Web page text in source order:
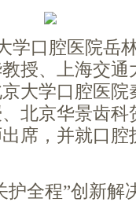
学口腔医院岳
授、上海交
大学口腔医
北京华景齿
席，并就口
护全程”创新解